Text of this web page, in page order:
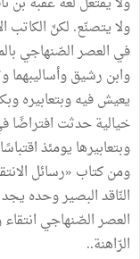
ولايتصنّع. لكنّ الكاتب
في العصرالصّنهاجي
وابن رشيقوأساليبهما
يعيشفيهوبتعابيره
خياليةحدثت افتراضًا
وبتعابيرها يومئذاقتباسًا
ومنكتاب «رسائل
النّاقدالبصيروحده يجد
العصرالصّنهاجي انتقاء
الرّاهنة.
.